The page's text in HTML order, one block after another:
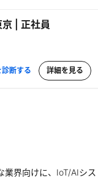
| 正社員
断する 詳細を見る
業界向けに、IoT/AIシス